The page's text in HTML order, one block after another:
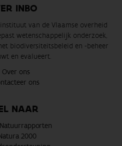
INBO
van de Vlaamse overheid
wetenschappelijk onderzoek,
biodiversiteitsbeleid en -beheer
en evalueert.
Over ons
ons
NAAR
2000